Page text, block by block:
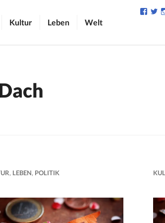
Kultur Leben Welt
Profil
, LEBEN, POLITIK